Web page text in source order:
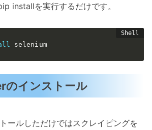
installを実行するだけです。
selenium
のインストール
ールしただけではスクレイピングを